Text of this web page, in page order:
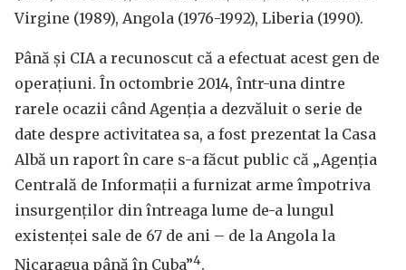
Virgine (1989), Angola (1976-1992), Liberia (1990).
Până și CIA a recunoscut că a efectuat acest gen de
operațiuni. În octombrie 2014, într-una dintre
rarele ocazii când Agenția a dezvăluit o serie de
date despre activitatea sa, a fost prezentat la Casa
Albă un raport în care s-a făcut public că „Agenția
Centrală de Informații a furnizat arme împotriva
insurgenților din întreaga lume de-a lungul
existenței sale de 67 de ani – de la Angola la
Nicaragua până în Cuba”4.